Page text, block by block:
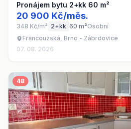
Pronájem bytu 2+kk 60 m²
20 900 Kč/měs.
348 Kč/m² 2+kk 60 m²Osobní
Francouzská, Brno - Zábrdovice
07. 08. 2026
48